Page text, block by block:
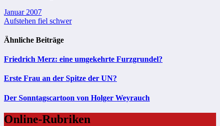
Beitragsnavigation
Januar 2007
Aufstehen fiel schwer
Ähnliche Beiträge
Friedrich Merz: eine umgekehrte Furzgrundel?
Erste Frau an der Spitze der UN?
Der Sonntagscartoon von Holger Weyrauch
Online-Rubriken